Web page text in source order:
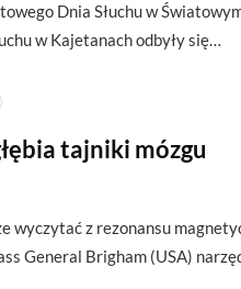
Dnia Słuchu w
w Kajetanach odbyły się…
tajniki mózgu
wyczytać z rezonansu
General Brigham (USA)